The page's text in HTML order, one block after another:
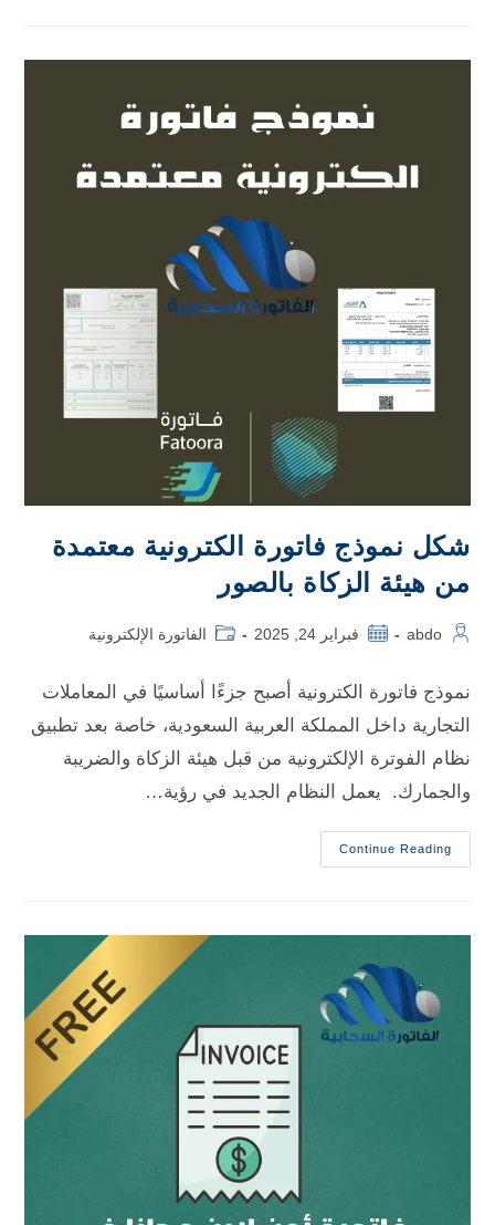
شكل نموذج فاتورة الكترونية معتمدة
من هيئة الزكاة بالصور
abdo فبراير 24, 2025 الفاتورة الإلكترونية
نموذج فاتورة الكترونية أصبح جزءًا أساسيًا في المعاملات
التجارية داخل المملكة العربية السعودية، خاصة بعد تطبيق
نظام الفوترة الإلكترونية من قبل هيئة الزكاة والضريبة
والجمارك. يعمل النظام الجديد في رؤية…
Continue Reading